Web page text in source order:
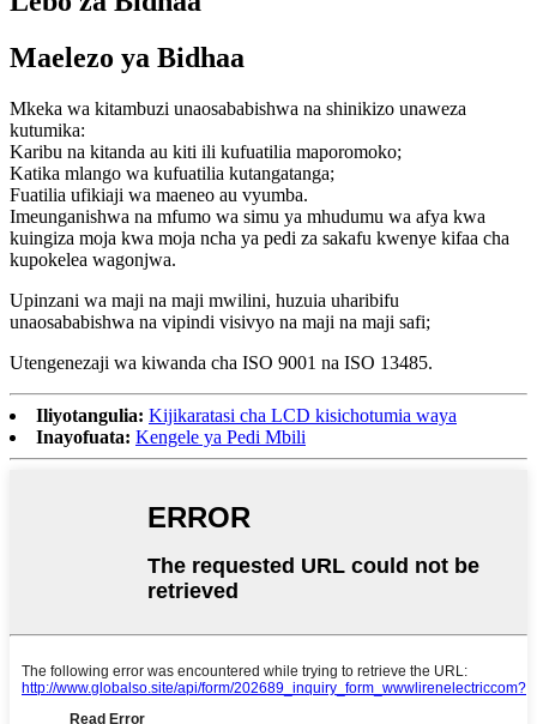
Maelezo ya Bidhaa
Mkeka wa kitambuzi unaosababishwa na shinikizo unaweza
kutumika:
Karibu na kitanda au kiti ili kufuatilia maporomoko;
Katika mlango wa kufuatilia kutangatanga;
Fuatilia ufikiaji wa maeneo au vyumba.
Imeunganishwa na mfumo wa simu ya mhudumu wa afya kwa
kuingiza moja kwa moja ncha ya pedi za sakafu kwenye kifaa cha
kupokelea wagonjwa.
Upinzani wa maji na maji mwilini, huzuia uharibifu
unaosababishwa na vipindi visivyo na maji na maji safi;
Utengenezaji wa kiwanda cha ISO 9001 na ISO 13485.
Iliyotangulia: Kijikaratasi cha LCD kisichotumia waya
Inayofuata: Kengele ya Pedi Mbili